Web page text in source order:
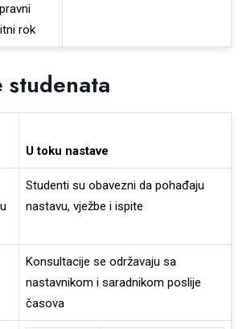
rok
studenata
U toku nastave
Studenti su obavezni da pohađaju
nastavu, vježbe i ispite
Konsultacije se održavaju sa
nastavnikom i saradnikom poslije
časova